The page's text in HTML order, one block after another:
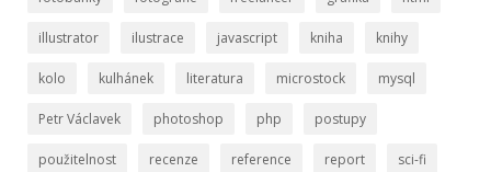
illustrator ilustrace javascript kniha knihy
kolo kulhánek literatura microstock mysql
Petr Václavek photoshop php postupy
použitelnost recenze reference report sci-fi